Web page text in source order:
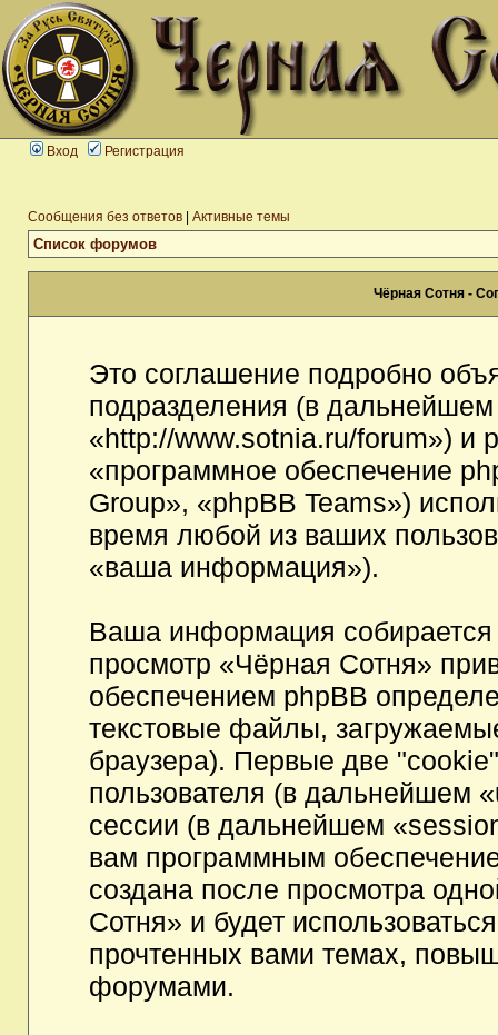
Вход Регистрация
Сообщения без ответов Активные темы
Список форумов
Чёрная Сотня -
Это соглашение подробно
подразделения (в
«http://www.sotnia.ru/forum») и
«программное обеспечение
Group», «phpBB Teams»)
время любой из ваших
«ваша информация»).
Ваша информация
просмотр «Чёрная Сотня»
обеспечением phpBB
текстовые файлы,
браузера). Первые две
пользователя (в дальнейшем
сессии (в дальнейшем
вам программным
создана после просмотра
Сотня» и будет
прочтенных вами темах,
форумами.